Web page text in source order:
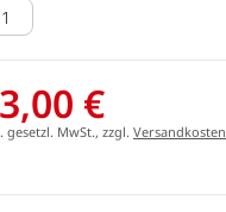
€
gesetzl. MwSt., zzgl. Versandkosten